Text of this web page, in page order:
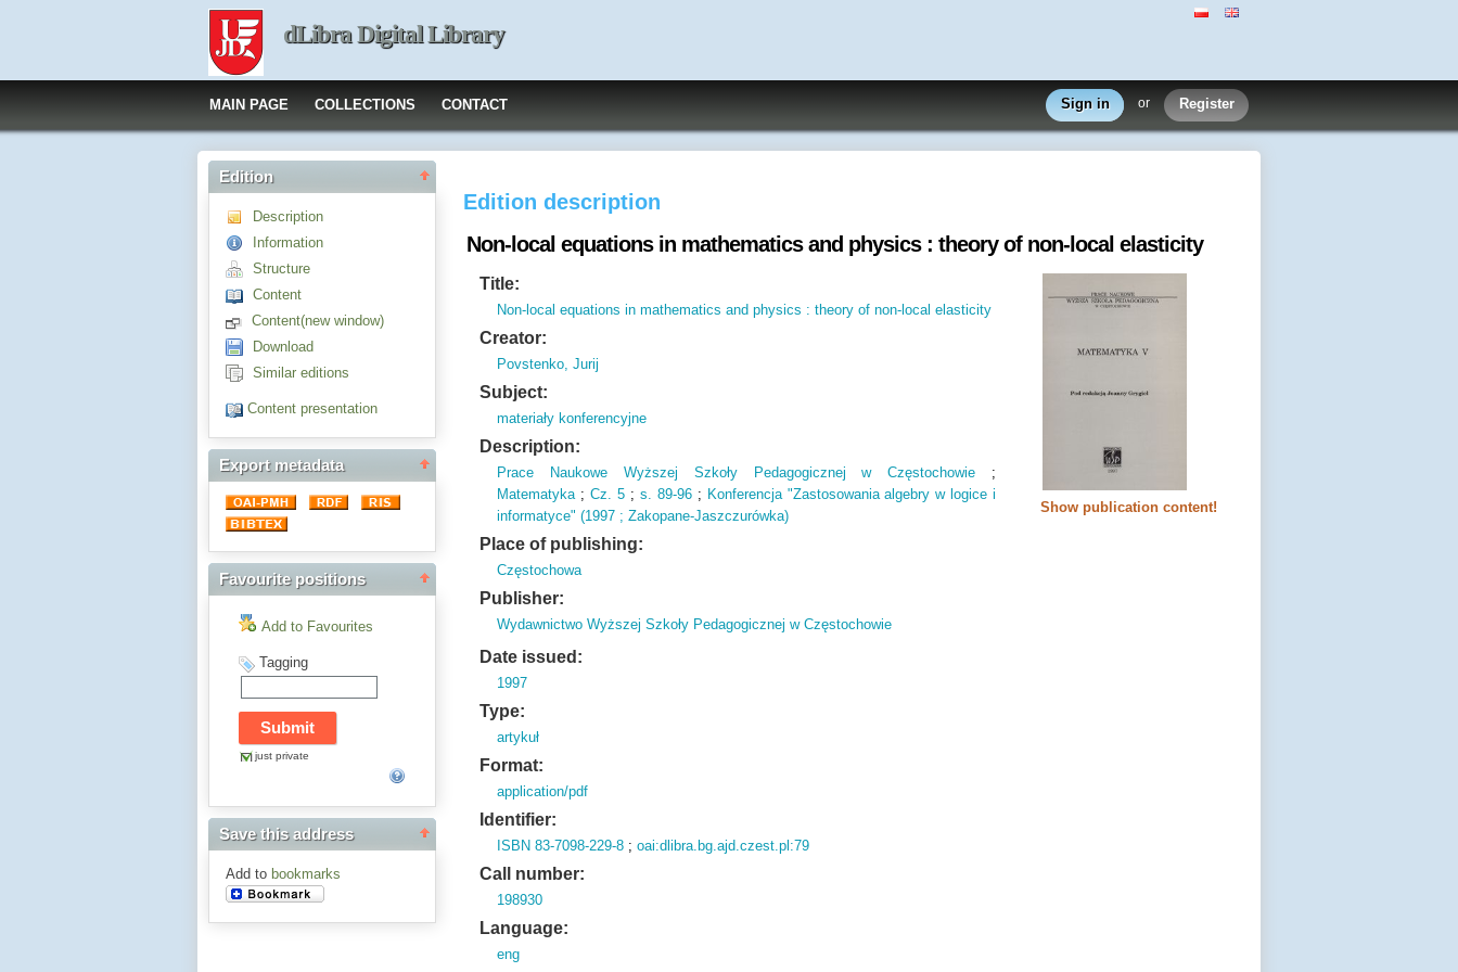
dLibra Digital Library
MAIN PAGE COLLECTIONS CONTACT Sign in or Register
Edition
Description
Information
Structure
Content
Content(new window)
Download
Similar editions
Content presentation
Export metadata
Favourite positions
Add to Favourites
Tagging
just private
Save this address
Add to bookmarks
Edition description
Non-local equations in mathematics and physics : theory of non-local elasticity
Show publication content!
Title:
Non-local equations in mathematics and physics : theory of non-local elasticity
Creator:
Povstenko, Jurij
Subject:
materiały konferencyjne
Description:
Prace Naukowe Wyższej Szkoły Pedagogicznej w Częstochowie ;
Matematyka;Cz. 5 ; s. 89-96; Konferencja "Zastosowania algebry w logice i
informatyce" (1997 ; Zakopane-Jaszczurówka)
Place of publishing:
Częstochowa
Publisher:
Wydawnictwo Wyższej Szkoły Pedagogicznej w Częstochowie
Date issued:
1997
Type:
artykuł
Format:
application/pdf
Identifier:
ISBN 83-7098-229-8 ;oai:dlibra.bg.ajd.czest.pl:79
Call number:
198930
Language:
eng